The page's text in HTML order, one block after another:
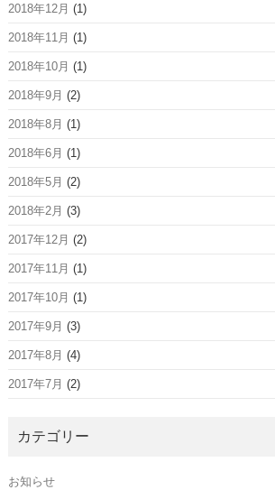
2018年12月 (1)
2018年11月 (1)
2018年10月 (1)
2018年9月 (2)
2018年8月 (1)
2018年6月 (1)
2018年5月 (2)
2018年2月 (3)
2017年12月 (2)
2017年11月 (1)
2017年10月 (1)
2017年9月 (3)
2017年8月 (4)
2017年7月 (2)
カテゴリー
お知らせ